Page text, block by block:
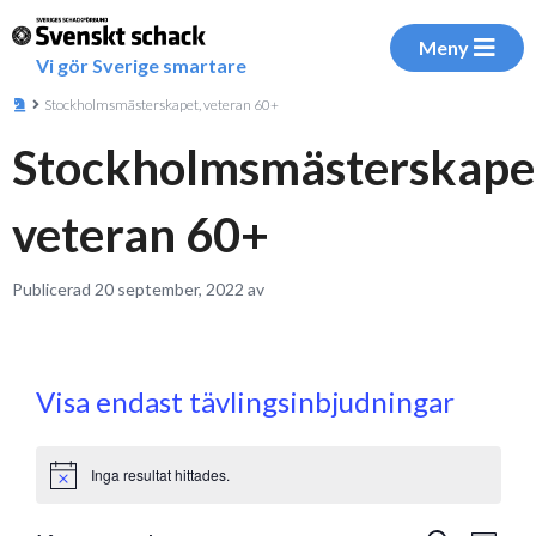
Vi gör Sverige smartare
Meny
Stockholmsmästerskapet, veteran 60+
veteran 60+
Publicerad 20 september, 2022 av
Visa endast tävlingsinbjudningar
Notice Inga resultat hittades.